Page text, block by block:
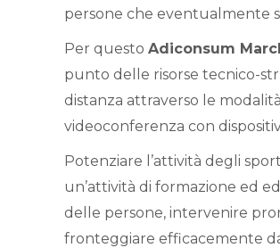
persone che eventualmente
Per questo Adiconsum
punto delle risorse tecnico-
distanza attraverso le
videoconferenza con
Potenziare l’attività degli
un’attività di formazione ed
delle persone, intervenire
fronteggiare efficacemente